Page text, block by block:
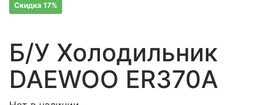
Скидка 17%
Б/У Холодильник
DAEWOO ER370A